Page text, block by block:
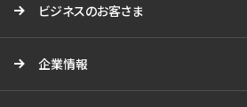
ビジネスのお客さま
企業情報